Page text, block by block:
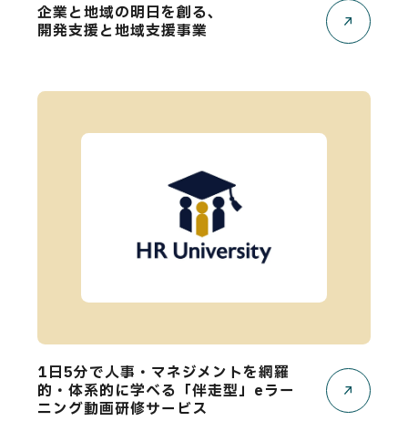
企業と地域の明日を創る、
開発支援と地域支援事業
1日5分で人事・マネジメントを網羅
的・体系的に学べる「伴走型」eラー
ニング動画研修サービス